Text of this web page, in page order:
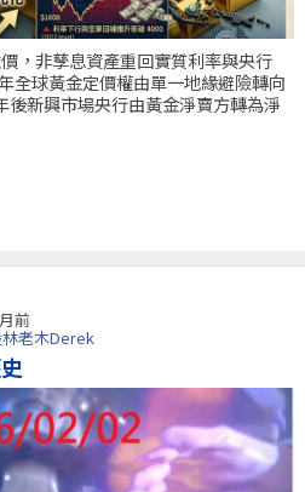
，非孳息資產重回實質利率與央行
全球黃金定價權由單一地緣避險轉向
後新興市場央行由黃金淨賣方轉為淨
前
老木Derek